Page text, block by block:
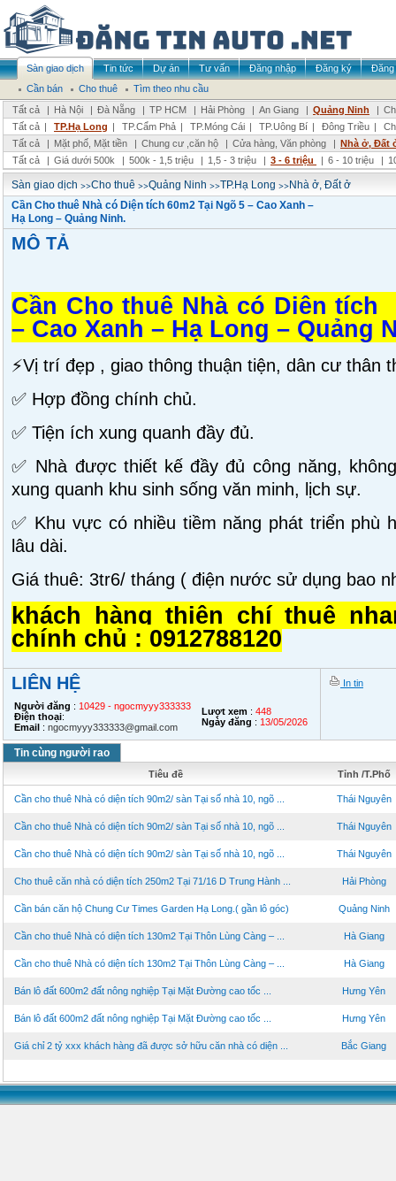
Sàn giao dịch Tin tức Dự án Tư vấn Đăng nhập Đăng ký
Đăng
Cần bán
Cho thuê
Tìm theo nhu cầu
Tất cả
| Hà Nội | Đà Nẵng | TP HCM | Hải Phòng | An Giang | Quảng Ninh |
Tất cả | TP.Hạ Long | TP.Cẩm Phả | TP.Móng Cái | TP.Uông Bí | Đông Triều |
Tất cả
| Mặt phố, Mặt tiền | Chung cư ,căn hộ | Cửa hàng, Văn phòng | Nhà ở, Đất
Tất cả
| Giá dưới 500k | 500k - 1,5 triệu | 1,5 - 3 triệu | 3 - 6 triệu | 6 - 10 triệu |
Sàn giao dịch >>Cho thuê >>Quảng Ninh >>TP.Hạ Long >>Nhà ở, Đất ở
Cần Cho thuê Nhà có Diện tích 60m2 Tại Ngõ 5 – Cao Xanh –
Hạ Long – Quảng Ninh.
MÔ TẢ
Cần Cho thuê Nhà có Diện tích
– Cao Xanh – Hạ Long – Quảng
⚡️Vị trí đẹp , giao thông thuận tiện, dân cư thân
✅ Hợp đồng chính chủ.
✅ Tiện ích xung quanh đầy đủ.
✅ Nhà được thiết kế đầy đủ công năng,
xung quanh khu sinh sống văn minh, lịch sự.
✅ Khu vực có nhiều tiềm năng phát triển phù
lâu dài.
Giá thuê: 3tr6/ tháng ( điện nước sử dụng bao
khách hàng thiện chí thuê
chính chủ : 0912788120
LIÊN HỆ
Người đăng : 10429 - ngocmyyy333333
Điện thoại:
Email : ngocmyyy333333@gmail.com
Lượt xem : 448
Ngày đăng : 13/05/2026
In tin
Tin cùng người rao
Tiêu đề Tỉnh /T.Phố
Cần cho thuê Nhà có diện tích 90m2/ sàn Tại số nhà 10, ngõ ... Thái Nguyên
Cần cho thuê Nhà có diện tích 90m2/ sàn Tại số nhà 10, ngõ ... Thái Nguyên
Cần cho thuê Nhà có diện tích 90m2/ sàn Tại số nhà 10, ngõ ... Thái Nguyên
Cho thuê căn nhà có diện tích 250m2 Tại 71/16 D Trung Hành ... Hải Phòng
Cần bán căn hộ Chung Cư Times Garden Hạ Long.( gần lô góc) Quảng Ninh
Cần cho thuê Nhà có diện tích 130m2 Tại Thôn Lùng Càng – ... Hà Giang
Cần cho thuê Nhà có diện tích 130m2 Tại Thôn Lùng Càng – ... Hà Giang
Bán lô đất 600m2 đất nông nghiệp Tại Mặt Đường cao tốc ... Hưng Yên
Bán lô đất 600m2 đất nông nghiệp Tại Mặt Đường cao tốc ... Hưng Yên
Giá chỉ 2 tỷ xxx khách hàng đã được sở hữu căn nhà có diện ... Bắc Giang